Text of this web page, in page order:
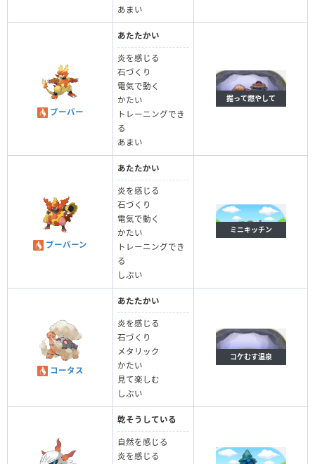
あまい
ブーバー
あたたかい
炎を感じる
石づくり
電気で動く
かたい
トレーニングでき
る
あまい
掘って燃やして
ブーバーン
あたたかい
炎を感じる
石づくり
電気で動く
かたい
トレーニングでき
る
しぶい
ミニキッチン
コータス
あたたかい
炎を感じる
石づくり
メタリック
かたい
見て楽しむ
しぶい
コケむす温泉
乾そうしている
自然を感じる
炎を感じる